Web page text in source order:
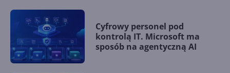
Cyfrowy personel pod
kontrolą IT. Microsoft ma
sposób na agentyczną AI